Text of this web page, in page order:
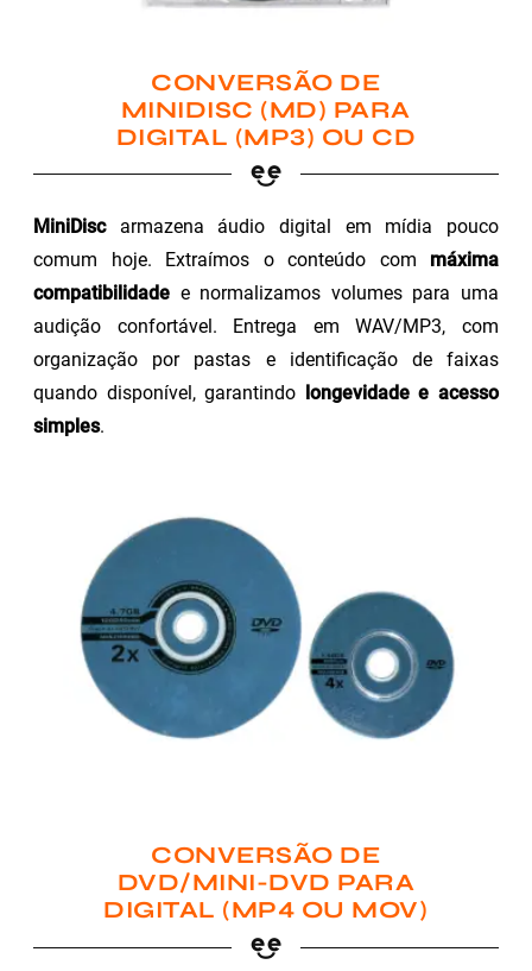
CONVERSÃO DE
MINIDISC (MD) PARA
DIGITAL (MP3) OU CD
MiniDiscarmazena áudio digital em mídia pouco
comum hoje. Extraímos o conteúdo com máxima
compatibilidade e normalizamos volumes para uma
audição confortável. Entrega em WAV/MP3, com
organização por pastas e identificação de faixas
quando disponível, garantindo longevidade e acesso
simples.
CONVERSÃO DE
DVD/MINI-DVD PARA
DIGITAL (MP4 OU MOV)